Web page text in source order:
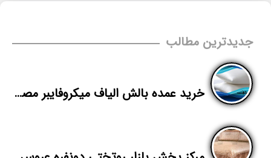
جدیدترین مطالب
خرید عمده بالش الیاف میکروفایبر مصنوعی